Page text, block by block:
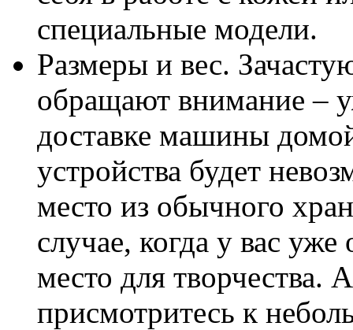
специальные модели.
Размеры и вес.
обращают внимание –
доставке машины
устройства будет
место из обычного
случае, когда у вас
место для творчества.
присмотритесь к